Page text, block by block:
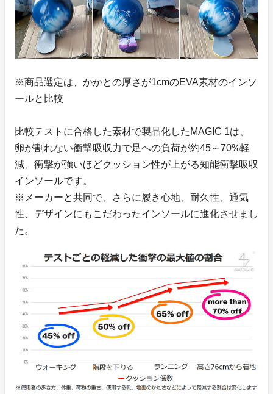
※商品選定は、かかとの厚さが1cmのEVA素材のインソ
ールと比較
比較テストに合格した素材で製品化したMAGIC 1は、
卵が割れない衝撃吸収力で足への負荷が約45～70%軽
減、衝撃が強いほどクッション性が上がる知能衝撃吸収
インソールです。
※メーカーと共同で、さらに履き心地、耐久性、通気
性、デザインにもこだわったインソールに進化させまし
た。